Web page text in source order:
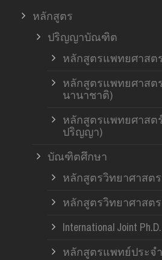
หลักสูตร
ปริญญาบัณฑิต
หลักสูตรแพทยศาส
หลักสูตรแพทยศาส
นานาชาติ)
หลักสูตรแพทยศาสต
ปริญญา)
บัณฑิตศึกษา
หลักสูตรวิทยาศาส
หลักสูตรวิทยาศาส
International Joint
หลักสูตรแพทย์ประจ